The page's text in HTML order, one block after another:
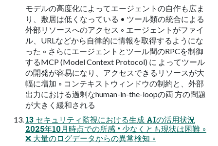
モデルの高度化によってエージェントの自作も広ま
り、敷居は低くなっている • ツール類の統合による
外部リソースへのアクセス ◦ エージェントがファイ
ル、URLなどから自律的に情報を取得するようにな
った ◦ さらにエージェントとツール間のRPCを制御
するMCP (Model Context Protocol) に よってツール
の開発が容易になり、アクセスできるリソースが大
幅に増加 ◦ コンテキストウィンドウの制約と、外部
出力における過剰なhuman-in-the-loopの両 方の問題
が大きく緩和される
13 セキュリティ監視における生成 AIの活用状況
2025年10月時点での所感 • 少なくとも現状は困難 ◦
❌ 大量のログデータからの異常検知 ◦